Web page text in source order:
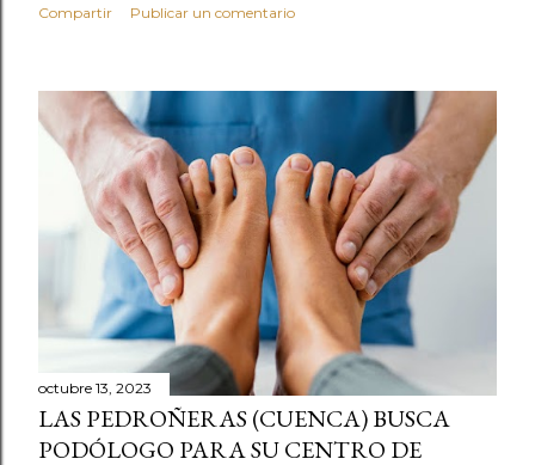
Compartir Publicar un comentario
octubre 13, 2023
LAS PEDROÑERAS (CUENCA) BUSCA
PODÓLOGO PARA SU CENTRO DE